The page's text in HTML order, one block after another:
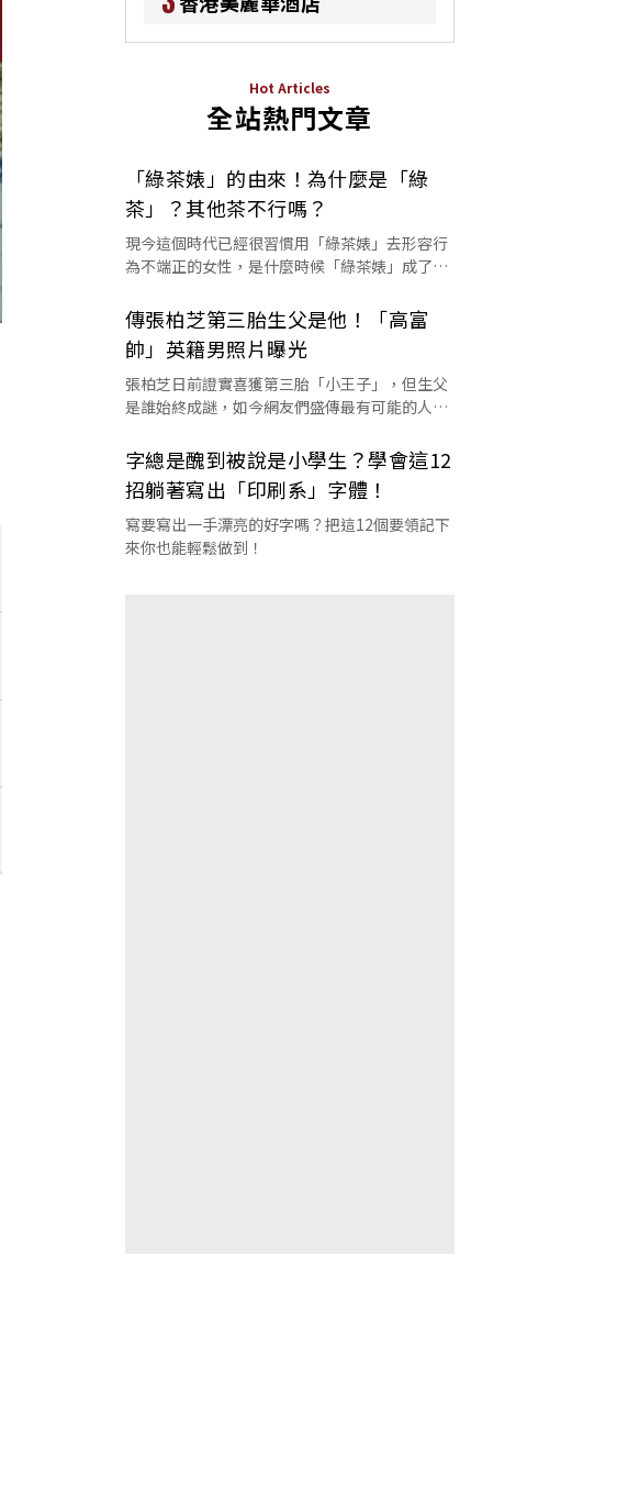
Hot Articles
全站熱門文章
「綠茶婊」的由來！為什麼是「綠
茶」？其他茶不行嗎？
現今這個時代已經很習慣用「綠茶婊」去形容行
為不端正的女性，是什麼時候「綠茶婊」成了罵
傳張柏芝第三胎生父是他！「高富
帥」英籍男照片曝光
張柏芝日前證實喜獲第三胎「小王子」，但生父
是誰始終成謎，如今網友們盛傳最有可能的人選
字總是醜到被說是小學生？學會這12
招躺著寫出「印刷系」字體！
寫要寫出一手漂亮的好字嗎？把這12個要領記下
來你也能輕鬆做到！